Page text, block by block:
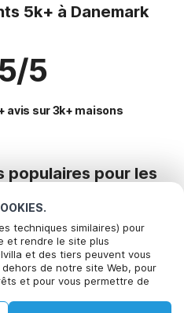
techniques similaires) pour
et rendre le site plus
et des tiers peuvent vous
de notre site Web, pour
et pour vous permettre de
Plus d'informations peuvent
5k+ à Danemark
5
avis sur 3k+ maisons
populaires pour les
vacances en Danemark
mer
équipements de premier
pour les